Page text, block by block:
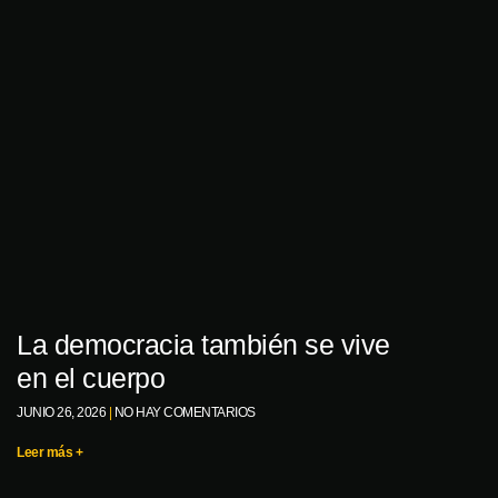
La democracia también se vive
en el cuerpo
JUNIO 26, 2026 NO HAY COMENTARIOS
Leer más +